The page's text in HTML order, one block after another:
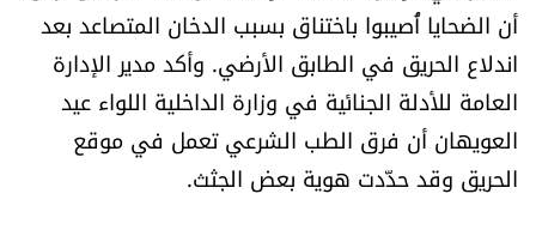
آراء
اقتصاد
العالم
أن الضحايا أُصيبوا باختناق بسبب الدخان المتصاعد بعد
اندلاع الحريق في الطابق الأرضي. وأكد مدير الإدارة
العامة للأدلة الجنائية في وزارة الداخلية اللواء عيد
العويهان أن فرق الطب الشرعي تعمل في موقع
الحريق وقد حدّدت هوية بعض الجثث.